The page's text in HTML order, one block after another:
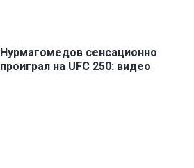
Нурмагомедов сенсационно
проиграл на UFC 250: видео